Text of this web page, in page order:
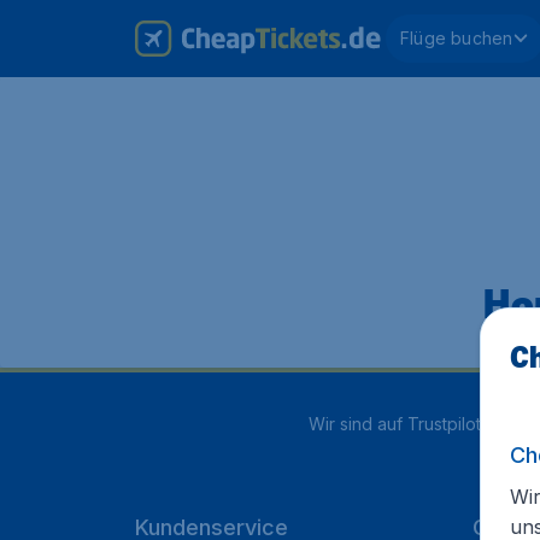
Flüge buchen
Wir sind auf Trustpilot mit
Kundenservice